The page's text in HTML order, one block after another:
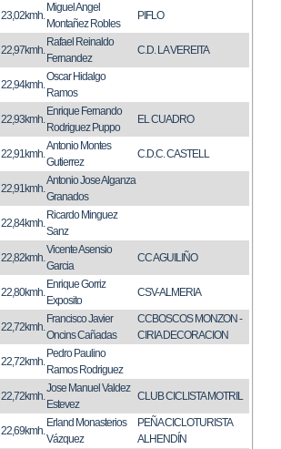
23,02kmh.
Miguel Angel
Montañez Robles
PIFLO
22,97kmh.
Rafael Reinaldo
Fernandez
C.D. LA VEREITA
22,94kmh.
Oscar Hidalgo
Ramos
22,93kmh.
Enrique Fernando
Rodriguez Puppo
EL CUADRO
22,91kmh.
Antonio Montes
Gutierrez
C.D.C. CASTELL
22,91kmh.
Antonio Jose Alganza
Granados
22,84kmh.
Ricardo Minguez
Sanz
22,82kmh.
Vicente Asensio
Garcia
CC AGUILIÑO
22,80kmh.
Enrique Gorriz
Exposito
CSV-ALMERIA
22,72kmh.
Francisco Javier
Oncins Cañadas
CCBOSCOS MONZON -
CIRIA DECORACION
22,72kmh.
Pedro Paulino
Ramos Rodriguez
22,72kmh.
Jose Manuel Valdez
Estevez
CLUB CICLISTA MOTRIL
22,69kmh.
Erland Monasterios
Vázquez
PEÑA CICLOTURISTA
ALHENDÍN